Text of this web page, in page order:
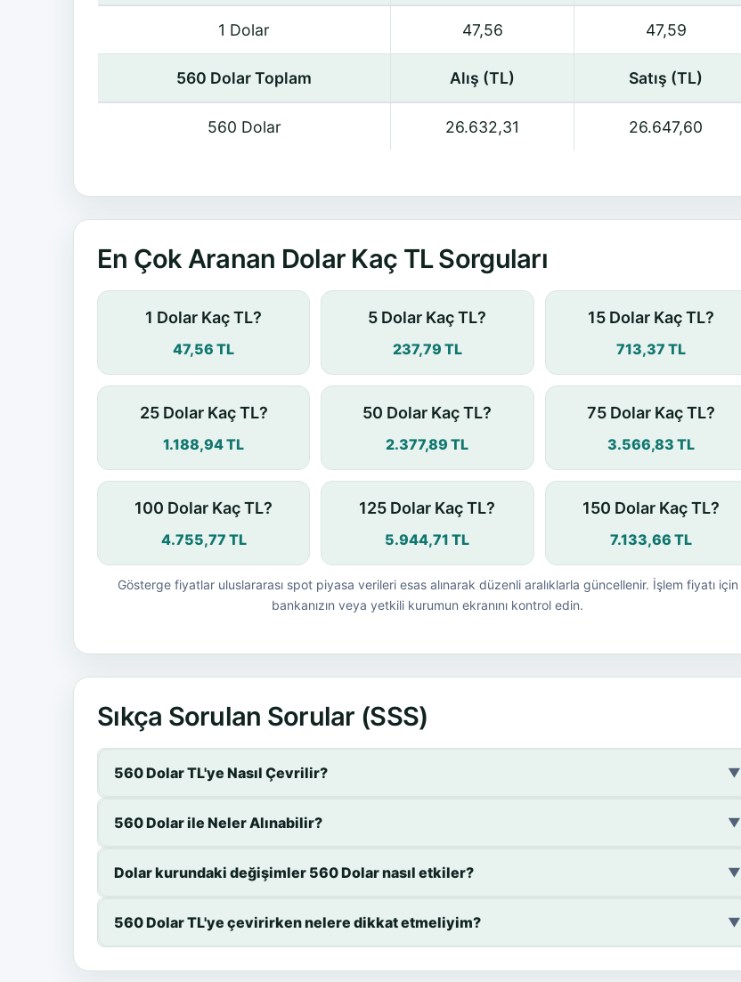
1 Dolar 47,56 47,59
560 Dolar Toplam Alış (TL) Satış (TL)
560 Dolar 26.632,31 26.647,60
En Çok Aranan Dolar Kaç TL Sorguları
1 Dolar Kaç TL?
47,56 TL
5 Dolar Kaç TL?
237,79 TL
15 Dolar Kaç TL?
713,37 TL
25 Dolar Kaç TL?
1.188,94 TL
50 Dolar Kaç TL?
2.377,89 TL
75 Dolar Kaç TL?
3.566,83 TL
100 Dolar Kaç TL?
4.755,77 TL
125 Dolar Kaç TL?
5.944,71 TL
150 Dolar Kaç TL?
7.133,66 TL
Gösterge fiyatlar uluslararası spot piyasa verileri esas alınarak düzenli aralıklarla güncellenir. İşlem fiyatı için
bankanızın veya yetkili kurumun ekranını kontrol edin.
Sıkça Sorulan Sorular (SSS)
560 Dolar TL'ye Nasıl Çevrilir? ▼
560 Dolar ile Neler Alınabilir? ▼
Dolar kurundaki değişimler 560 Dolar nasıl etkiler? ▼
560 Dolar TL'ye çevirirken nelere dikkat etmeliyim? ▼